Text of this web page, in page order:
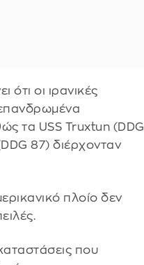
ότι οι ιρανικές
τα USS Truxtun (DDG
87) διέρχονταν
πλοίο δεν
που